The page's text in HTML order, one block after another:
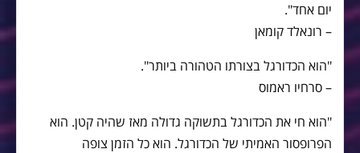
יום אחד".
– רונאלד קומאן
"הוא הכדורגל בצורתו הטהורה ביותר".
– סרחיו ראמוס
"הוא חי את הכדורגל בתשוקה גדולה מאז שהיה קטן. הוא
הפרופסור האמיתי של הכדורגל. הוא כל הזמן צופה